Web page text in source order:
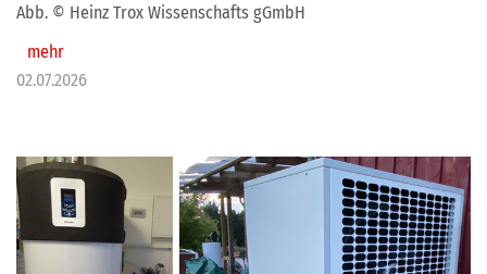
Abb. © Heinz Trox Wissenschafts gGmbH
mehr
02.07.2026